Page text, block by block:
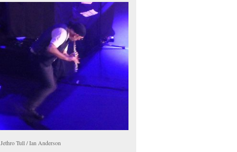
Jethro Tull / Ian Anderson